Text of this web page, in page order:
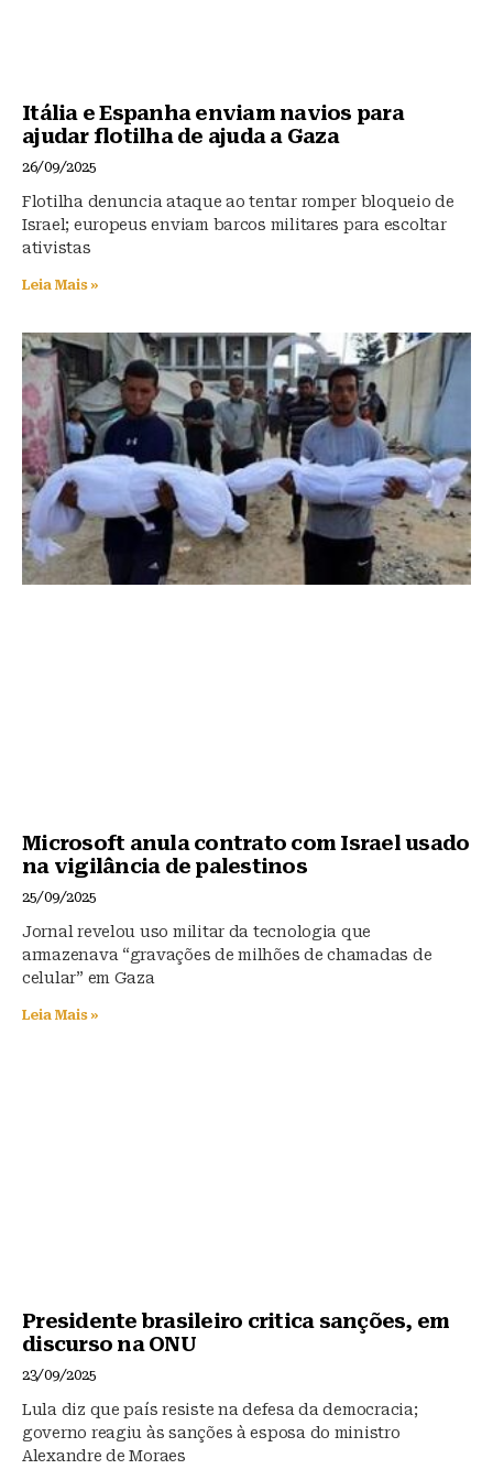
Itália e Espanha enviam navios para
ajudar flotilha de ajuda a Gaza
26/09/2025
Flotilha denuncia ataque ao tentar romper bloqueio de
Israel; europeus enviam barcos militares para escoltar
ativistas
Leia Mais »
Microsoft anula contrato com Israel usado
na vigilância de palestinos
25/09/2025
Jornal revelou uso militar da tecnologia que
armazenava “gravações de milhões de chamadas de
celular” em Gaza
Leia Mais »
Presidente brasileiro critica sanções, em
discurso na ONU
23/09/2025
Lula diz que país resiste na defesa da democracia;
governo reagiu às sanções à esposa do ministro
Alexandre de Moraes